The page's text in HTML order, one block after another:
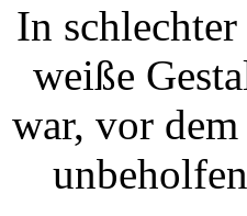
In
weiße
war, vor